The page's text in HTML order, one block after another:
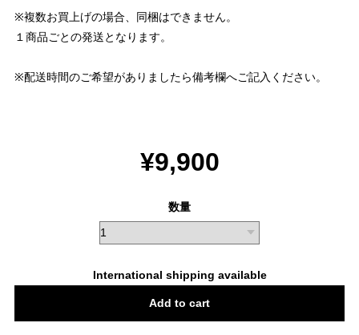
※複数お買上げの場合、同梱はできません。
１商品ごとの発送となります。
※配送時間のご希望がありましたら備考欄へご記入ください。
¥9,900
数量
International shipping available
Add to cart